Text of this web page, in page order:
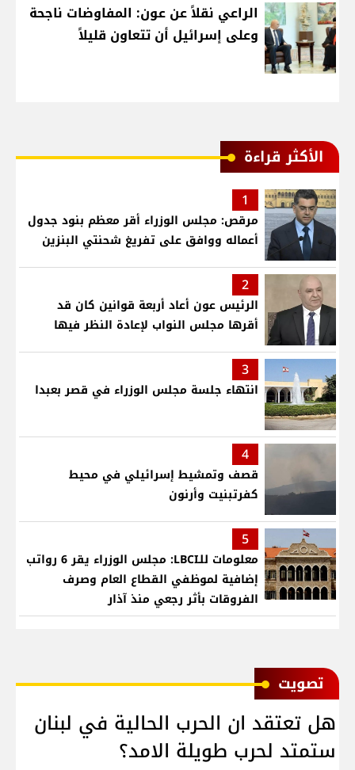
الراعي نقلاً عن عون: المفاوضات ناجحة
وعلى إسرائيل أن تتعاون قليلاً
الأكثر قراءة
1
مرقص: مجلس الوزراء أقر معظم بنود جدول
أعماله ووافق على تفريغ شحنتي البنزين
2
الرئيس عون أعاد أربعة قوانين كان قد
أقرها مجلس النواب لإعادة النظر فيها
3
انتهاء جلسة مجلس الوزراء في قصر بعبدا
4
قصف وتمشيط إسرائيلي في محيط
كفرتبنيت وأرنون
5
معلومات للـLBCI: مجلس الوزراء يقر 6 رواتب
إضافية لموظفي القطاع العام وصرف
الفروقات بأثر رجعي منذ آذار
ﺗﺼﻮﻳﺖ
هل تعتقد ان الحرب الحالية في لبنان
ستمتد لحرب طويلة الامد؟